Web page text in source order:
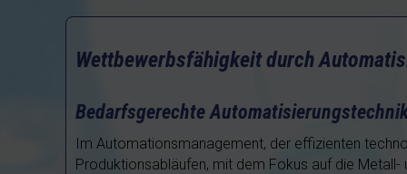
Wettbewerbsfähigkeit durch
Bedarfsgerechte
Im Automationsmanagement, der effizienten
Produktionsabläufen, mit dem Fokus auf die